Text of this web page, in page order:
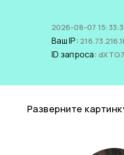
2026-08-07
Ваш IP:
ID запроса:
Разверните